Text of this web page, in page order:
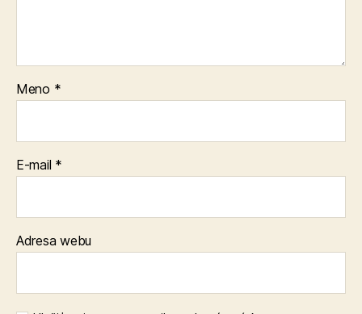
Meno *
E-mail *
Adresa webu